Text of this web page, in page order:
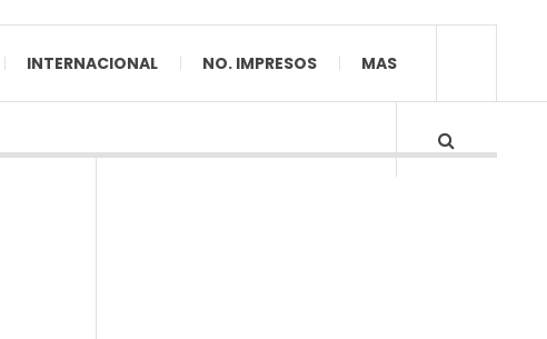
INTERNACIONAL NO. IMPRESOS MAS